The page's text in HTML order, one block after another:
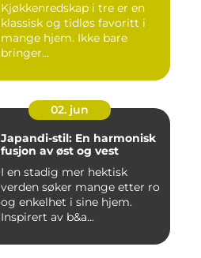
Kjøkkenredskap i tre er en
klassisk og tidløs favoritt i
mange hjem. Ikke bare
bringer...
02. jun
Japandi-stil: En harmonisk
fusjon av øst og vest
I en stadig mer hektisk
verden søker mange etter ro
og enkelhet i sine hjem.
Inspirert av b&a...